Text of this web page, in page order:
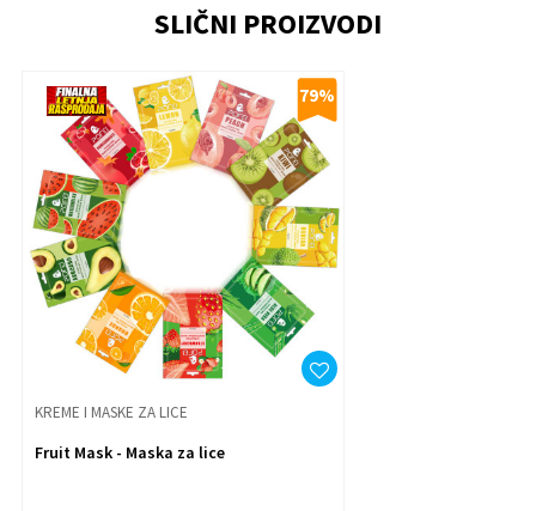
Poruka
Anti-spam zaštita - izračunajte koliko je 9 - 4 :
SLIČNI PROIZVODI
79%
KREME I MASKE ZA LICE
Fruit Mask - Maska za lice